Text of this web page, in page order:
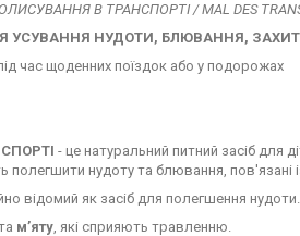
В ТРАНСПОРТІ / MAL DES
УСУВАННЯ НУДОТИ, БЛЮВАННЯ,
час щоденних поїздок або у подорожах
- це натуральний питний засіб для
нудоту та блювання, пов'язані
відомий як засіб для полегшення нудоти.
м’яту, які сприяють травленню.